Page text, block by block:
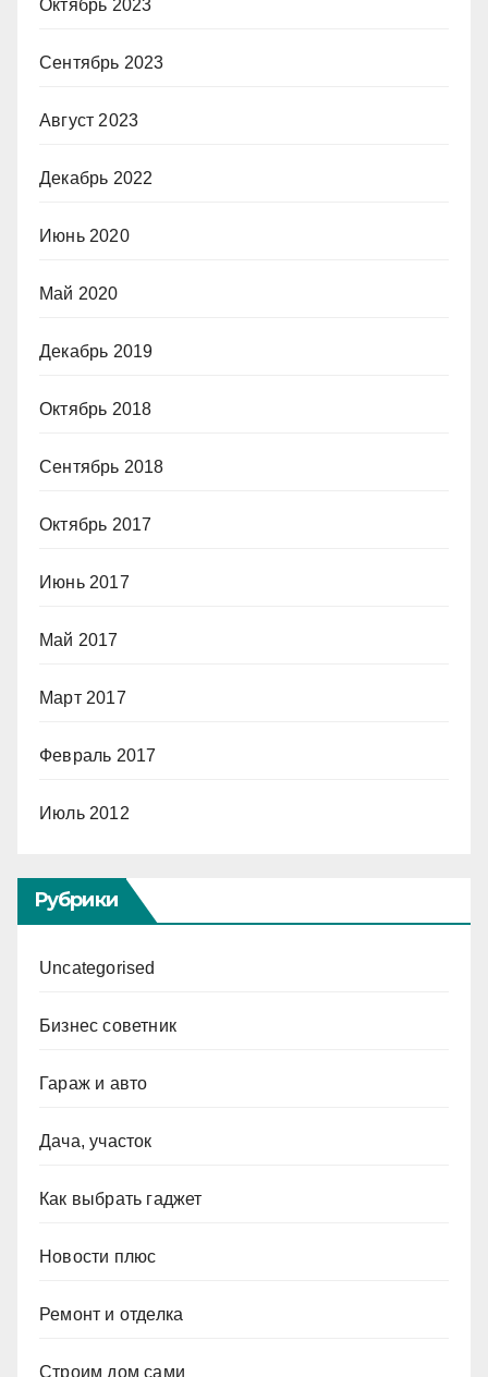
Октябрь 2023
Сентябрь 2023
Август 2023
Декабрь 2022
Июнь 2020
Май 2020
Декабрь 2019
Октябрь 2018
Сентябрь 2018
Октябрь 2017
Июнь 2017
Май 2017
Март 2017
Февраль 2017
Июль 2012
Рубрики
Uncategorised
Бизнес советник
Гараж и авто
Дача, участок
Как выбрать гаджет
Новости плюс
Ремонт и отделка
Строим дом сами